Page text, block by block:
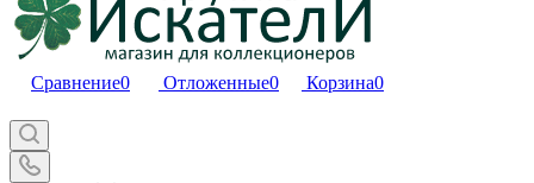
Сравнение0 Отложенные0 Корзина0